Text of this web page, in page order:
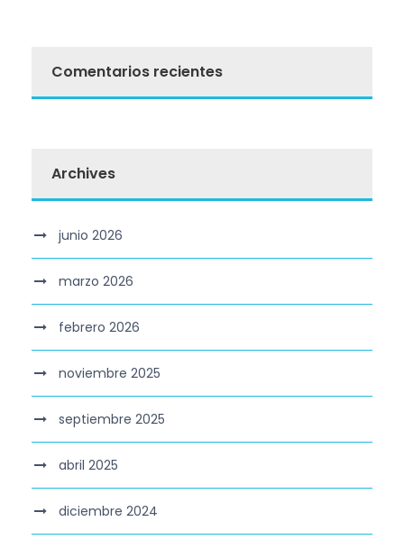
Comentarios recientes
Archives
junio 2026
marzo 2026
febrero 2026
noviembre 2025
septiembre 2025
abril 2025
diciembre 2024